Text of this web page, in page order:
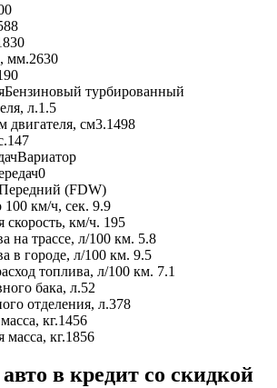
мм.2630
Бензиновый турбированный
л.1.5
двигателя, см3.1498
147
Вариатор
0
(FDW)
100 км/ч, сек. 9.9
скорость, км/ч. 195
на трассе, л/100 км. 5.8
в городе, л/100 км. 9.5
топлива, л/100 км. 7.1
бака, л.52
отделения, л.378
кг.1456
кг.1856
в кредит со скидкой